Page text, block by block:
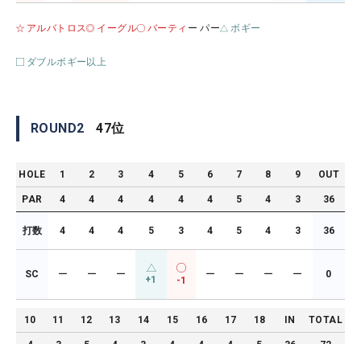
アルバトロス イーグル バーティ ー パー ボギー
ダブルボギー以上
ROUND2 47位
HOLE 1 2 3 4 5 6 7 8 9 OUT
PAR 4 4 4 4 4 4 5 4 3 36
打数 4 4 4 5 3 4 5 4 3 36
SC ー ー ー +1 -1
ー ー ー ー 0
10 11 12 13 14 15 16 17 18 IN TOTAL